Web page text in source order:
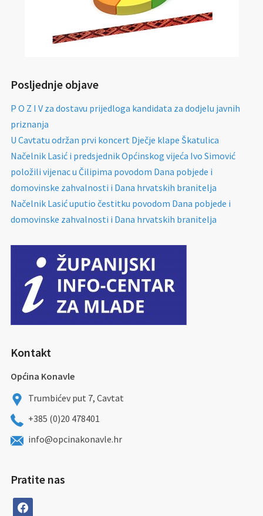
Posljednje objave
P O Z I V za dostavu prijedloga kandidata za dodjelu javnih
priznanja
U Cavtatu održan prvi koncert Dječje klape Škatulica
Načelnik Lasić i predsjednik Općinskog vijeća Ivo Simović
položili vijenac u Čilipima povodom Dana pobjede i
domovinske zahvalnosti i Dana hrvatskih branitelja
Načelnik Lasić uputio čestitku povodom Dana pobjede i
domovinske zahvalnosti i Dana hrvatskih branitelja
Kontakt
Općina Konavle
Trumbićev put 7, Cavtat
+385 (0)20 478401
info@opcinakonavle.hr
Pratite nas
facebook